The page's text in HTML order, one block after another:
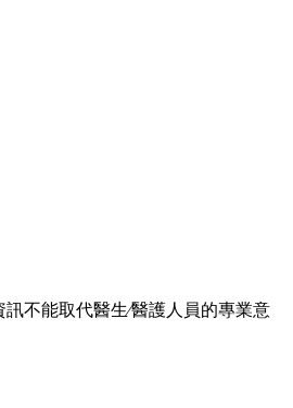
不能取代醫生∕醫護人員的專業意